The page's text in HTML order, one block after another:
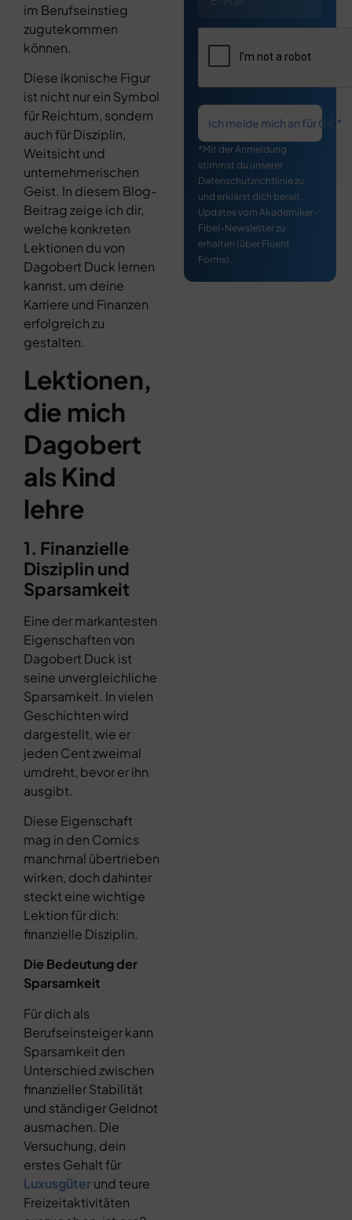
im Berufseinstieg
zugutekommen
können.
Diese ikonische Figur
ist nicht nur ein Symbol
für Reichtum, sondern
auch für Disziplin,
Weitsicht und
unternehmerischen
Geist. In diesem Blog-
Beitrag zeige ich dir,
welche konkreten
Lektionen du von
Dagobert Duck lernen
kannst, um deine
Karriere und Finanzen
erfolgreich zu
gestalten.
Lektionen,
die mich
Dagobert
als Kind
lehre
1. Finanzielle
Disziplin und
Sparsamkeit
Eine der markantesten
Eigenschaften von
Dagobert Duck ist
seine unvergleichliche
Sparsamkeit. In vielen
Geschichten wird
dargestellt, wie er
jeden Cent zweimal
umdreht, bevor er ihn
ausgibt.
Diese Eigenschaft
mag in den Comics
manchmal übertrieben
wirken, doch dahinter
steckt eine wichtige
Lektion für dich:
finanzielle Disziplin.
Die Bedeutung der
Sparsamkeit
Für dich als
Berufseinsteiger kann
Sparsamkeit den
Unterschied zwischen
finanzieller Stabilität
und ständiger Geldnot
ausmachen. Die
Versuchung, dein
erstes Gehalt für
Luxusgüterund teure
Freizeitaktivitäten
Ich melde mich an für 0 €*
*Mit der Anmeldung
stimmst du unserer
Datenschutzrichtlinie zu
und erklärst dich bereit,
Updates vom Akademiker-
Fibel-Newsletter zu
erhalten (über Fluent
Forms).